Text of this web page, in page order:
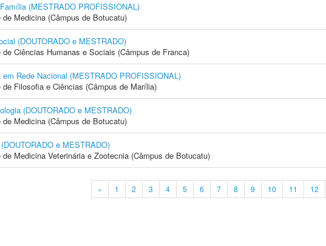
(MESTRADO PROFISSIONAL)
de Medicina (Câmpus de Botucatu)
(DOUTORADO e MESTRADO)
de Ciências Humanas e Sociais (Câmpus de Franca)
em Rede Nacional (MESTRADO PROFISSIONAL)
de Filosofia e Ciências (Câmpus de Marília)
(DOUTORADO e MESTRADO)
de Medicina (Câmpus de Botucatu)
e MESTRADO)
de Medicina Veterinária e Zootecnia (Câmpus de Botucatu)
« 1 2 3 4 5 6 7 8 9 10 11 12